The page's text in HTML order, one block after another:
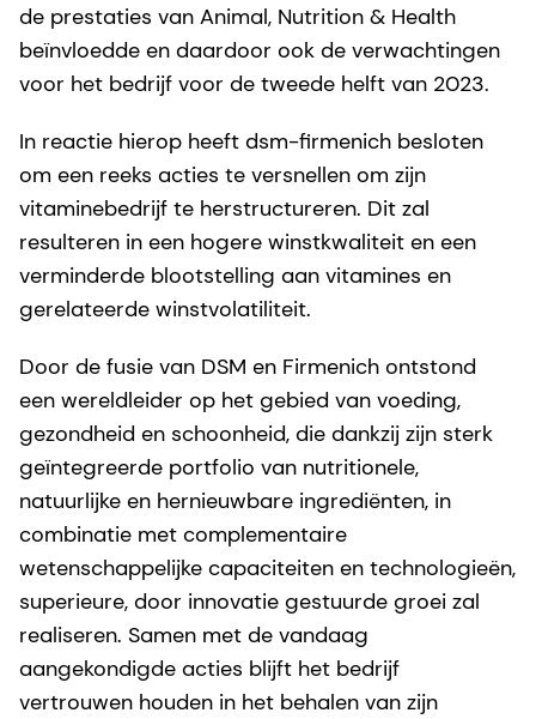
de prestaties van Animal, Nutrition & Health
beïnvloedde en daardoor ook de verwachtingen
voor het bedrijf voor de tweede helft van 2023.
In reactie hierop heeft dsm-firmenich besloten
om een reeks acties te versnellen om zijn
vitaminebedrijf te herstructureren. Dit zal
resulteren in een hogere winstkwaliteit en een
verminderde blootstelling aan vitamines en
gerelateerde winstvolatiliteit.
Door de fusie van DSM en Firmenich ontstond
een wereldleider op het gebied van voeding,
gezondheid en schoonheid, die dankzij zijn sterk
geïntegreerde portfolio van nutritionele,
natuurlijke en hernieuwbare ingrediënten, in
combinatie met complementaire
wetenschappelijke capaciteiten en technologieën,
superieure, door innovatie gestuurde groei zal
realiseren. Samen met de vandaag
aangekondigde acties blijft het bedrijf
vertrouwen houden in het behalen van zijn